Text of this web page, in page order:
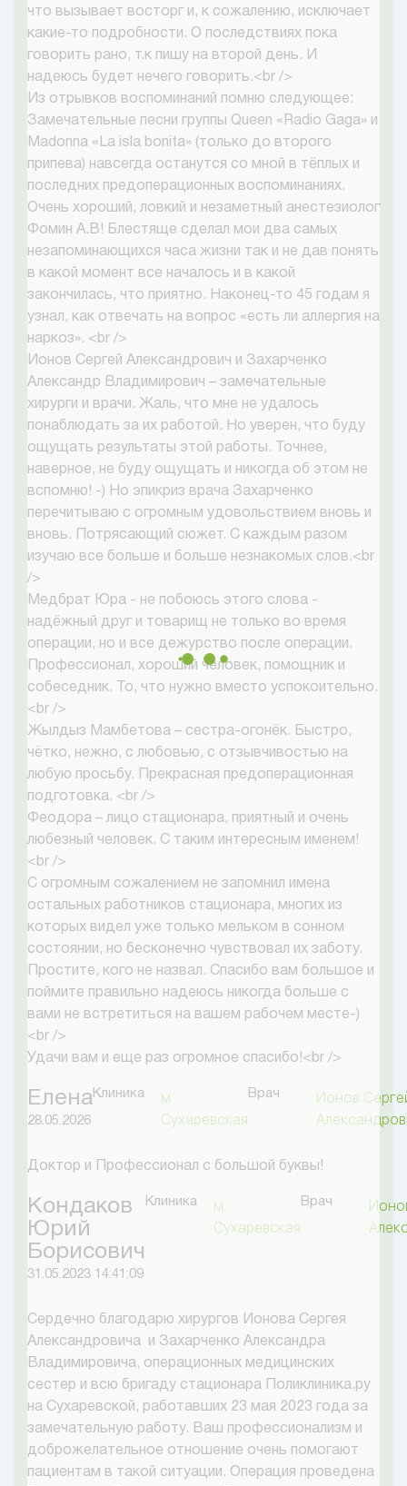
что вызывает восторг и, к сожалению, исключает
какие-то подробности. О последствиях пока
говорить рано, т.к пишу на второй день. И
надеюсь будет нечего говорить.<br />
Из отрывков воспоминаний помню следующее:
Замечательные песни группы Queen «Radio Gaga» и
Madonna «La isla bonita» (только до второго
припева) навсегда останутся со мной в тёплых и
последних предоперационных воспоминаниях.
Очень хороший, ловкий и незаметный анестезиолог
Фомин А.В! Блестяще сделал мои два самых
незапоминающихся часа жизни так и не дав понять
в какой момент все началось и в какой
закончилась, что приятно. Наконец-то 45 годам я
узнал, как отвечать на вопрос «есть ли аллергия на
наркоз». <br />
Ионов Сергей Александрович и Захарченко
Александр Владимирович – замечательные
хирурги и врачи. Жаль, что мне не удалось
понаблюдать за их работой. Но уверен, что буду
ощущать результаты этой работы. Точнее,
наверное, не буду ощущать и никогда об этом не
вспомню! -) Но эпикриз врача Захарченко
перечитываю с огромным удовольствием вновь и
вновь. Потрясающий сюжет. С каждым разом
изучаю все больше и больше незнакомых слов.<br
/>
Медбрат Юра - не побоюсь этого слова -
надёжный друг и товарищ не только во время
операции, но и все дежурство после операции.
Профессионал, хороший человек, помощник и
собеседник. То, что нужно вместо успокоительно.
<br />
Жылдыз Мамбетова – сестра-огонёк. Быстро,
чётко, нежно, с любовью, с отзывчивостью на
любую просьбу. Прекрасная предоперационная
подготовка. <br />
Феодора – лицо стационара, приятный и очень
любезный человек. С таким интересным именем!
<br />
С огромным сожалением не запомнил имена
остальных работников стационара, многих из
которых видел уже только мельком в сонном
состоянии, но бесконечно чувствовал их заботу.
Простите, кого не назвал. Спасибо вам большое и
поймите правильно надеюсь никогда больше с
вами не встретиться на вашем рабочем месте-)
<br />
Удачи вам и еще раз огромное спасибо!<br />
Елена
28.05.2026
Клиника
м.
Сухаревская
Врач
Ионов
Доктор и Профессионал с большой буквы!
Кондаков
Юрий
Борисович
31.05.2023 14:41:09
Клиника
м.
Сухаревская
Врач
Сердечно благодарю хирургов Ионова Сергея
Александровича и Захарченко Александра
Владимировича, операционных медицинских
сестер и всю бригаду стационара Поликлиника.ру
на Сухаревской, работавших 23 мая 2023 года за
замечательную работу. Ваш профессионализм и
доброжелательное отношение очень помогают
пациентам в такой ситуации. Операция проведена